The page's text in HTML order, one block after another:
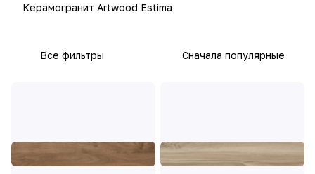
Керамогранит Artwood Estima
Все фильтры Сначала популярные